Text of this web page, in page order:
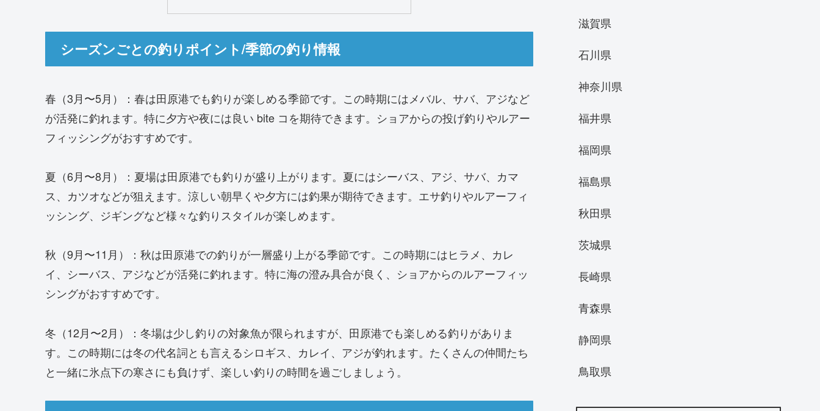
シーズンごとの釣りポイント/季節の釣り情報
春（3月〜5月）：春は田原港でも釣りが楽しめる季節です。この時期にはメバル、サバ、アジなど
が活発に釣れます。特に夕方や夜には良い bite コを期待できます。ショアからの投げ釣りやルアー
フィッシングがおすすめです。
夏（6月〜8月）：夏場は田原港でも釣りが盛り上がります。夏にはシーバス、アジ、サバ、カマ
ス、カツオなどが狙えます。涼しい朝早くや夕方には釣果が期待できます。エサ釣りやルアーフィ
ッシング、ジギングなど様々な釣りスタイルが楽しめます。
秋（9月〜11月）：秋は田原港での釣りが一層盛り上がる季節です。この時期にはヒラメ、カレ
イ、シーバス、アジなどが活発に釣れます。特に海の澄み具合が良く、ショアからのルアーフィッ
シングがおすすめです。
冬（12月〜2月）：冬場は少し釣りの対象魚が限られますが、田原港でも楽しめる釣りがありま
す。この時期には冬の代名詞とも言えるシロギス、カレイ、アジが釣れます。たくさんの仲間たち
と一緒に氷点下の寒さにも負けず、楽しい釣りの時間を過ごしましょう。
滋賀県
石川県
神奈川県
福井県
福岡県
福島県
秋田県
茨城県
長崎県
青森県
静岡県
鳥取県